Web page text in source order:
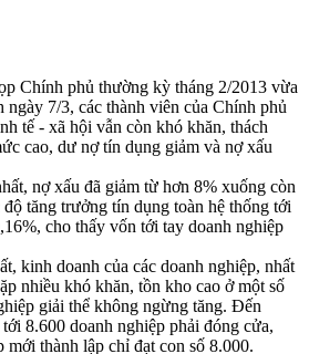
Chính phủ thường kỳ tháng 2/2013 vừa
ngày 7/3, các thành viên của Chính phủ
tế - xã hội vẫn còn khó khăn, thách
cao, dư nợ tín dụng giảm và nợ xấu
nợ xấu đã giảm từ hơn 8% xuống còn
tăng trưởng tín dụng toàn hệ thống tới
cho thấy vốn tới tay doanh nghiệp
kinh doanh của các doanh nghiệp, nhất
nhiều khó khăn, tồn kho cao ở một số
giải thể không ngừng tăng. Đến
8.600 doanh nghiệp phải đóng cửa,
mới thành lập chỉ đạt con số 8.000.